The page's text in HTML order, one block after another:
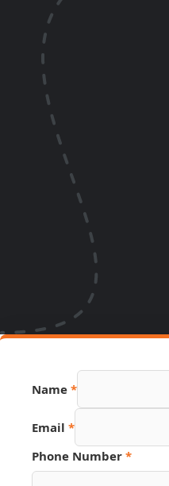
Name *
Number
Name
Email *
Phone Number *